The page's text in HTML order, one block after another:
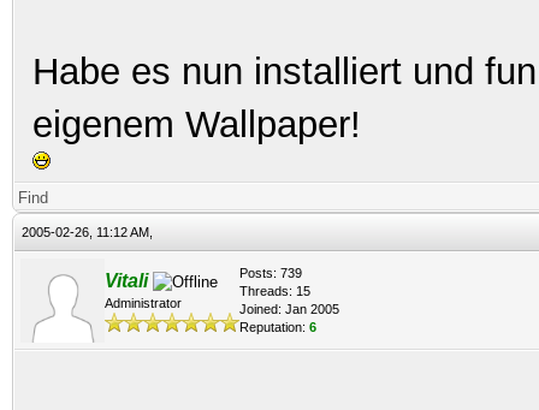
Habe es nun installiert und
eigenem Wallpaper!
Find
2005-02-26, 11:12 AM,
Vitali
Administrator
Posts: 739
Threads: 15
Joined: Jan 2005
Reputation: 6